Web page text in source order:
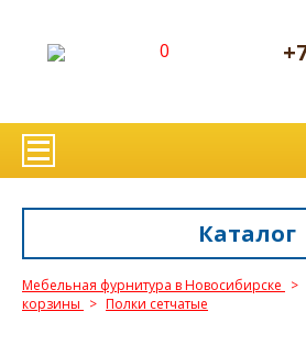
0
Каталог
Мебельная фурнитура в Новосибирске >
корзины > Полки сетчатые